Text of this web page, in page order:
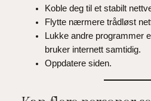
Koble deg til et stabilt
Flytte nærmere trådløst
Lukke andre programmer
bruker internett samtidig.
Oppdatere siden.